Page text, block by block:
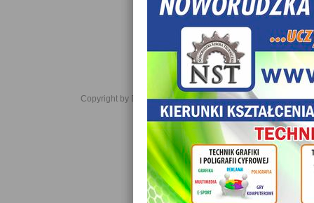
Copyright by Daniel JabĹoĹski 2006-2021. All rights